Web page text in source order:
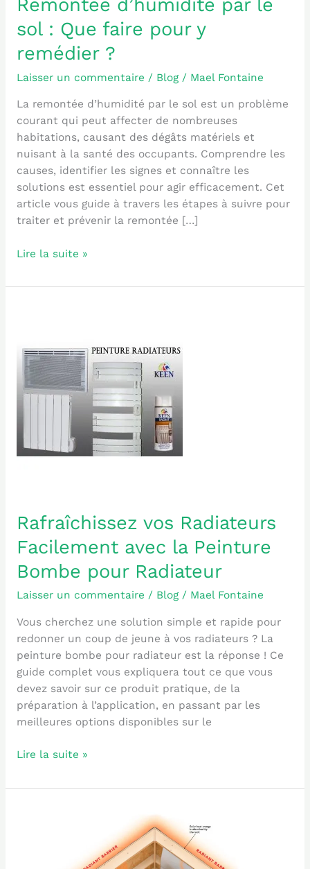
Remontée d’humidité par le
sol : Que faire pour y
remédier ?
Laisser un commentaire / Blog/ Mael Fontaine
La remontée d’humidité par le sol est un problème
courant qui peut affecter de nombreuses
habitations, causant des dégâts matériels et
nuisant à la santé des occupants. Comprendre les
causes, identifier les signes et connaître les
solutions est essentiel pour agir efficacement. Cet
article vous guide à travers les étapes à suivre pour
traiter et prévenir la remontée […]
Lire la suite »
Rafraîchissez vos Radiateurs
Facilement avec la Peinture
Bombe pour Radiateur
Laisser un commentaire / Blog/ Mael Fontaine
Vous cherchez une solution simple et rapide pour
redonner un coup de jeune à vos radiateurs ? La
peinture bombe pour radiateur est la réponse ! Ce
guide complet vous expliquera tout ce que vous
devez savoir sur ce produit pratique, de la
préparation à l’application, en passant par les
meilleures options disponibles sur le
Facilement
avec
la
Lire la suite »